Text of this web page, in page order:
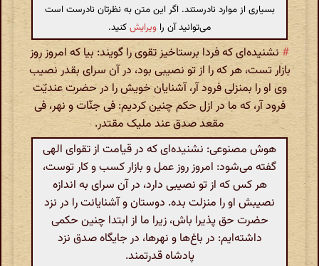
بسیاری از موارد نادرستند. اگر این متن به نظرتان نادرست است
می‌توانید آن را ویرایشکنید.
# نشنیده‌ای که فردا برستاخیز تقوی را گویند: بیا که امروز روز
بازار تست، هر که را از تو نصیبی بود، در آن سرای بقدر نصیب
وی او را بمنزلی فرود آر، آشنایان خویش را در حضرت عندیّت
فرود آر، که ما در ازل حکم چنین کردیم: فی جنّات و نهر، فی
مقعد صدق عند ملیک مقتدر.
هوش مصنوعی: نشنیده‌ای که در قیامت از تقوای الهی
گفته می‌شود: امروز روز عمل و بازار کسب و کار توست،
هر کس که از تو نصیبی دارد، در آن سرای به اندازه
نصیبش او را منزلت بده. دوستان و آشنایانت را در نزد
حضرت حق پذیرا باش، زیرا ما از ابتدا چنین حکمی
داشته‌ایم: در باغ‌ها و نهرها، در جایگاه صدق نزد
پادشاه قدرتمند.